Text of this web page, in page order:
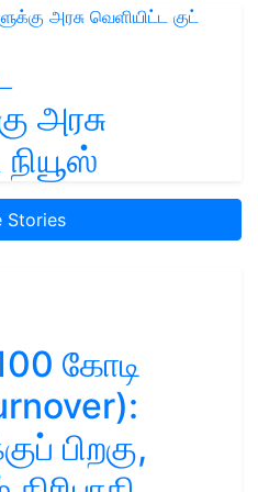
அரசு
Stories
கோடி
பிறகு,